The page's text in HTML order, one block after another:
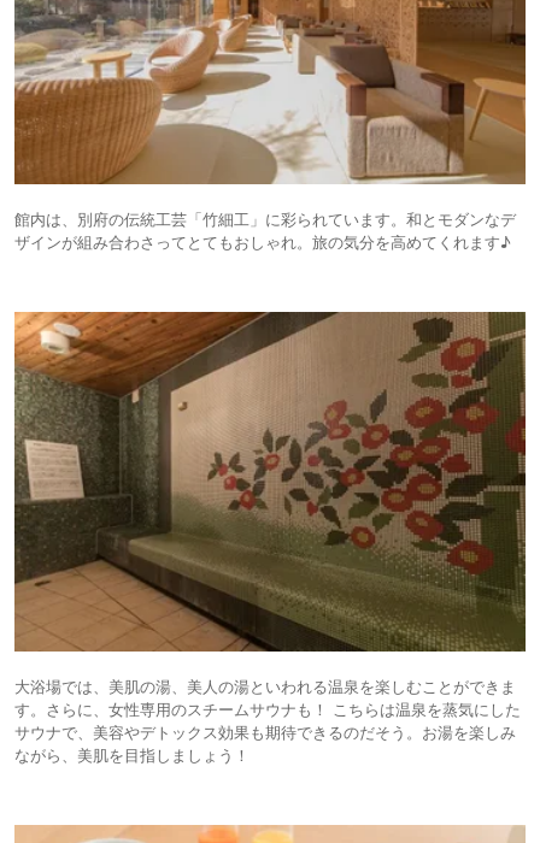
ーム)もあるし、「シーダパレスプラン」もなかなかどうして、侮れな
い。
朝食(7:00～10:00)も、「シーダパレス」。品数も豊富。
「別府最大のホテル」は、その大きさに圧倒される。まず、巨大ショッピ
ングモールのような立体駐車場はどこに駐車したらいいのか迷う上、ホテ
ル入口までの(遠い)距離に気が滅入る。雨でも降っていたら、どうするん
だろうか？
レストランは夕食も朝食も、まず入口で行列に並ばないといけない。店
大浴場(棚湯)でさえ、開始(5:30)の少し前に行ってみたら、既に行列が
できていたほど。なんだかなぁ、という気分。
グシップ」館の客室は質素に過ぎる気も。
館内は、別府の伝統工芸「竹細工」に彩られています。和とモダンなデ
ザインが組み合わさってとてもおしゃれ。旅の気分を高めてくれます♪
大浴場では、美肌の湯、美人の湯といわれる温泉を楽しむことができま
す。さらに、女性専用のスチームサウナも！ こちらは温泉を蒸気にした
サウナで、美容やデトックス効果も期待できるのだそう。お湯を楽しみ
ながら、美肌を目指しましょう！